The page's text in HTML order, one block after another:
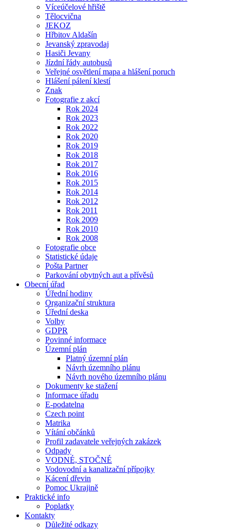
Víceúčelové hřiště
Tělocvična
JEKOZ
Hřbitov Aldašín
Jevanský zpravodaj
Hasiči Jevany
Jízdní řády autobusů
Veřejné osvětlení mapa a hlášení poruch
Hlášení pálení klestí
Znak
Fotografie z akcí
Rok 2024
Rok 2023
Rok 2022
Rok 2020
Rok 2019
Rok 2018
Rok 2017
Rok 2016
Rok 2015
Rok 2014
Rok 2012
Rok 2011
Rok 2009
Rok 2010
Rok 2008
Fotografie obce
Statistické údaje
Pošta Partner
Parkování obytných aut a přívěsů
Obecní úřad
Úřední hodiny
Organizační struktura
Úřední deska
Volby
GDPR
Povinné informace
Územní plán
Platný územní plán
Návrh územního plánu
Návrh nového územního plánu
Dokumenty ke stažení
Informace úřadu
E-podatelna
Czech point
Matrika
Vítání občánků
Profil zadavatele veřejných zakázek
Odpady
VODNÉ, STOČNÉ
Vodovodní a kanalizační přípojky
Kácení dřevin
Pomoc Ukrajině
Praktické info
Poplatky
Kontakty
Důležité odkazy